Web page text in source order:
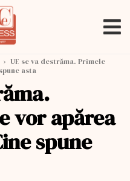
› UE se va destrăma. Primele
asta
vor apărea
spune